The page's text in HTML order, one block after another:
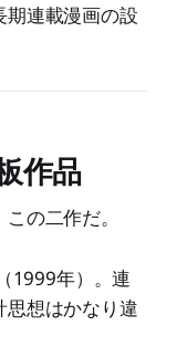
期連載漫画の設
作品
の二作だ。
1999年）。連
想はかなり違